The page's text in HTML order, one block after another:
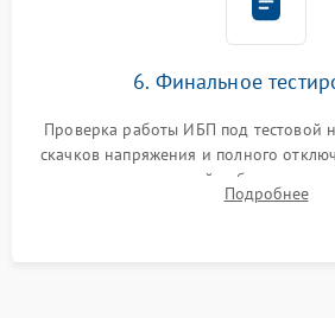
6. Финальное
Проверка работы ИБП под тестовой
скачков напряжения и полного
времени автономной работы,
корректности формыПодробнее